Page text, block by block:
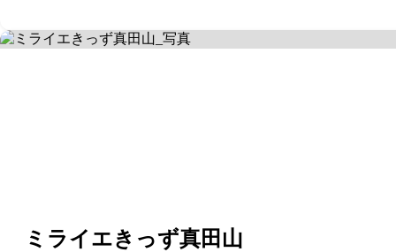
ミライエきっず真田山